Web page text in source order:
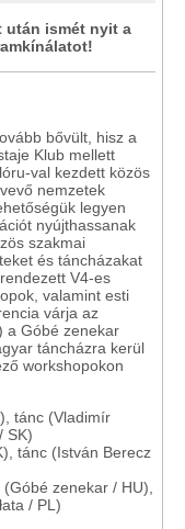
után ismét nyit a
bővült, hisz a
Klub mellett
val kezdett közös
nemzetek
legyen
nyújthassanak
szakmai
és táncházakat
V4-es
valamint esti
várja az
a Góbé zenekar
táncházra kerül
workshopokon
tánc (Vladimír
SK)
tánc (István Berecz
zenekar / HU),
/ PL)